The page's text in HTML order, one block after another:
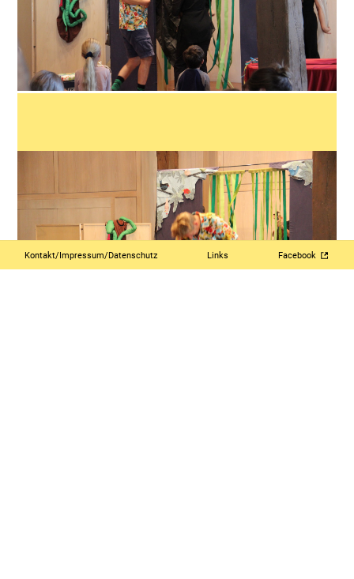
Kontakt/Impressum/Datenschutz Links Facebook